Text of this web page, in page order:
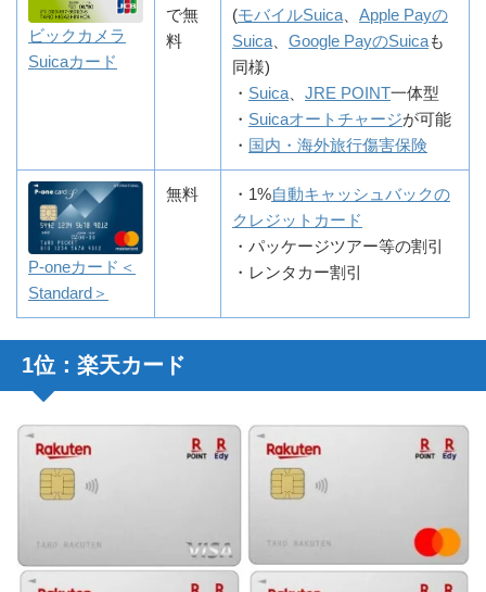
ビックカメラ
Suicaカード
で無
料
(モバイルSuica
Apple Payの
Suica
Google PayのSuicaも
同様)
・ Suica JRE POINT一体型
・ Suicaオートチャージが可能
・ 国内・海外旅行傷害保険
P-oneカード＜
Standard＞
無料 ・1%自動キャッシュバックの
クレジットカード
・パッケージツアー等の割引
・レンタカー割引
1位：楽天カード